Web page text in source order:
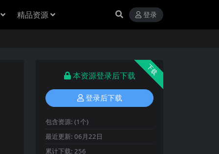
精品资源 登录
下载
本资源登录后下载
登录后下载
包含资源: (1个)
最近更新: 06月22日
累计下载: 256